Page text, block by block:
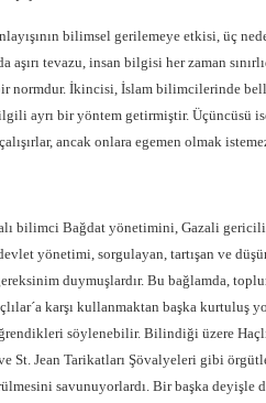
bilimsel gerilemeye etkisi, üç
aşırı tevazu, insan bilgisi her zaman
normdur. İkincisi, İslam bilimcilerinde
ayrı bir yöntem getirmiştir. Üçüncüsü
ancak onlara egemen olmak
bilimci Bağdat yönetimini, Gazali
yönetimi, sorgulayan, tartışan ve
duymuşlardır. Bu bağlamda,
karşı kullanmaktan başka kurtuluş
söylenebilir. Bilindiği üzere
St. Jean Tarikatları Şövalyeleri gibi
savunuyorlardı. Bir başka deyişle